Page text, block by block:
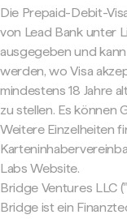
Die Prepaid-Debit-
von Lead Bank unter
ausgegeben und
werden, wo Visa
mindestens 18 Jahre
zu stellen. Es können
Weitere Einzelheiten
Labs Website.
Bridge Ventures LLC
Bridge ist ein